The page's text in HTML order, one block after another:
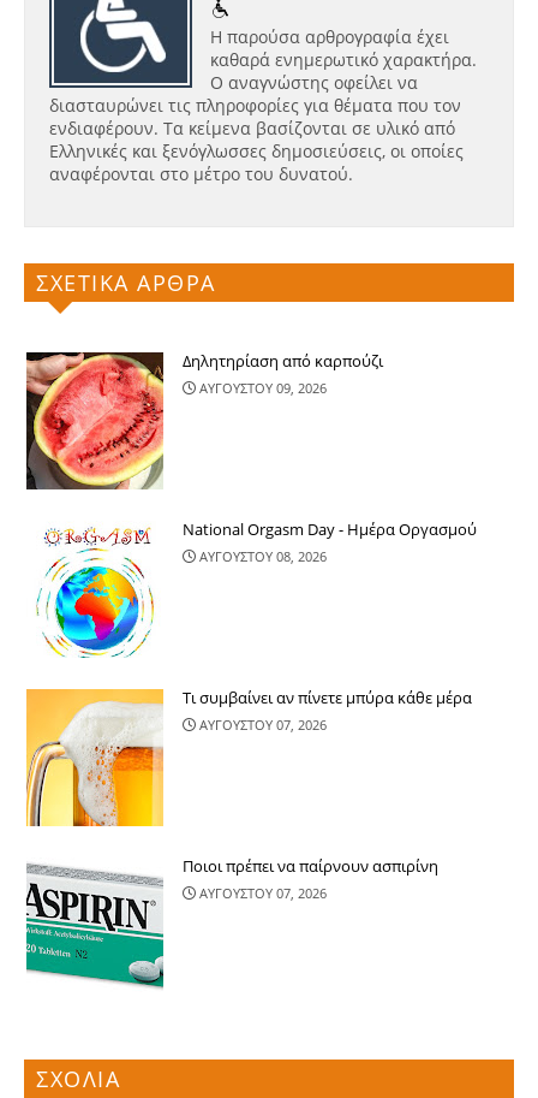
Η παρούσα αρθρογραφία έχει
καθαρά ενημερωτικό χαρακτήρα.
Ο αναγνώστης οφείλει να
διασταυρώνει τις πληροφορίες για θέματα που τον
ενδιαφέρουν. Τα κείμενα βασίζονται σε υλικό από
Ελληνικές και ξενόγλωσσες δημοσιεύσεις, οι οποίες
αναφέρονται στο μέτρο του δυνατού.
ΣΧΕΤΙΚΑ ΑΡΘΡΑ
Δηλητηρίαση από καρπούζι
ΑΥΓΟΥΣΤΟΥ 09, 2026
National Orgasm Day - Ημέρα Oργασμού
ΑΥΓΟΥΣΤΟΥ 08, 2026
Τι συμβαίνει αν πίνετε μπύρα κάθε μέρα
ΑΥΓΟΥΣΤΟΥ 07, 2026
Ποιοι πρέπει να παίρνουν ασπιρίνη
ΑΥΓΟΥΣΤΟΥ 07, 2026
ΣΧΟΛΙΑ